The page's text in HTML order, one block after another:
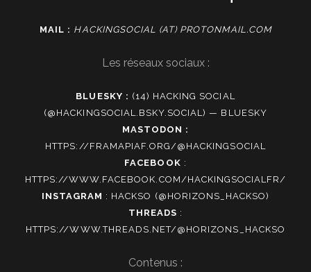
MAIL : HACKINGSOCIAL (AT) PROTONMAIL.COM
Les réseaux sociaux :
BLUESKY : (14) HACKING SOCIAL
(@HACKINGSOCIAL.BSKY.SOCIAL) — BLUESKY
MASTODON :
HTTPS://FRAMAPIAF.ORG/@HACKINGSOCIAL
FACEBOOK :
HTTPS://WWW.FACEBOOK.COM/HACKINGSOCIALFR/
INSTAGRAM : HACKSO (@HORIZONS_HACKSO)
THREADS :
HTTPS://WWW.THREADS.NET/@HORIZONS_HACKSO
Contenus :